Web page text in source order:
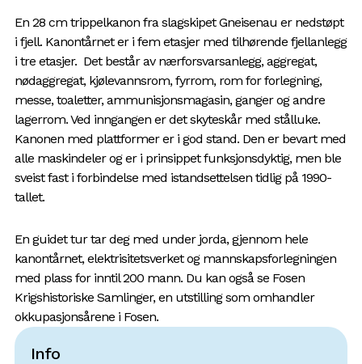
En 28 cm trippelkanon fra slagskipet Gneisenau er nedstøpt
i fjell. Kanontårnet er i fem etasjer med tilhørende fjellanlegg
i tre etasjer. Det består av nærforsvarsanlegg, aggregat,
nødaggregat, kjølevannsrom, fyrrom, rom for forlegning,
messe, toaletter, ammunisjonsmagasin, ganger og andre
lagerrom. Ved inngangen er det skyteskår med stålluke.
Kanonen med plattformer er i god stand. Den er bevart med
alle maskindeler og er i prinsippet funksjonsdyktig, men ble
sveist fast i forbindelse med istandsettelsen tidlig på 1990-
tallet.
En guidet tur tar deg med under jorda, gjennom hele
kanontårnet, elektrisitetsverket og mannskapsforlegningen
med plass for inntil 200 mann. Du kan også se Fosen
Krigshistoriske Samlinger, en utstilling som omhandler
okkupasjonsårene i Fosen.
Info